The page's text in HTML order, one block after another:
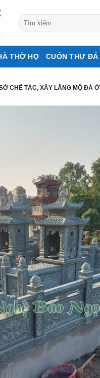
Tìm
kiếm:
THỜ HỌ CUỐN THƯ ĐÁ
CHẾ TÁC, XÂY LĂNG MỘ ĐÁ